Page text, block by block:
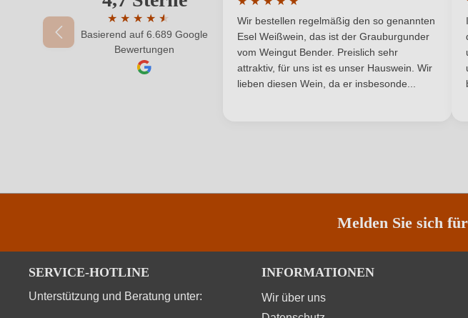
Rebsorte Souvignier Gris
3,4 g/L
Ihr Passwort
★ ★ ★ ★ ★
★
Durchschnittliche Bewertung von 4.7 von 5 Sternen
Basierend auf 6.689 Google
Bewertungen
Durchschnittliche Bewertung von 5 von 5
Wir bestellen regelmäßig den so genannten
Esel Weißwein, das ist der Grauburgunder
vom Weingut Bender. Preislich sehr
attraktiv, für uns ist es unser Hauswein. Wir
lieben diesen Wein, da er insbesonde...
Melden Sie sich
SERVICE-HOTLINE
Unterstützung und Beratung unter:
INFORMATIONEN
Wir über uns